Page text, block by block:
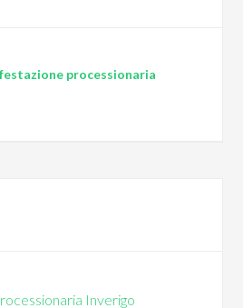
processionaria
Inverigo